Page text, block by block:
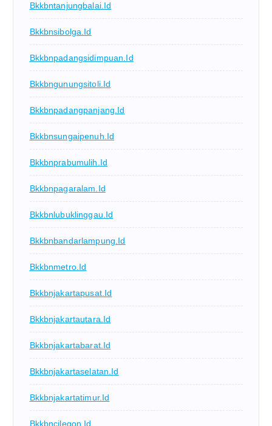
Bkkbntanjungbalai.id
Bkkbnsibolga.id
Bkkbnpadangsidimpuan.id
Bkkbngunungsitoli.id
Bkkbnpadangpanjang.id
Bkkbnsungaipenuh.id
Bkkbnprabumulih.id
Bkkbnpagaralam.id
Bkkbnlubuklinggau.id
Bkkbnbandarlampung.id
Bkkbnmetro.id
Bkkbnjakartapusat.id
Bkkbnjakartautara.id
Bkkbnjakartabarat.id
Bkkbnjakartaselatan.id
Bkkbnjakartatimur.id
Bkkbncilegon.id